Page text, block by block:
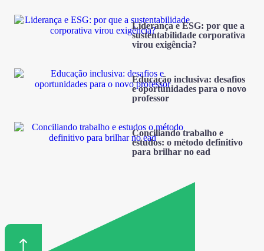
Liderança e ESG: por que a
sustentabilidade corporativa
virou exigência?
Educação inclusiva: desafios
e oportunidades para o novo
professor
Conciliando trabalho e
estudos: o método definitivo
para brilhar no ead